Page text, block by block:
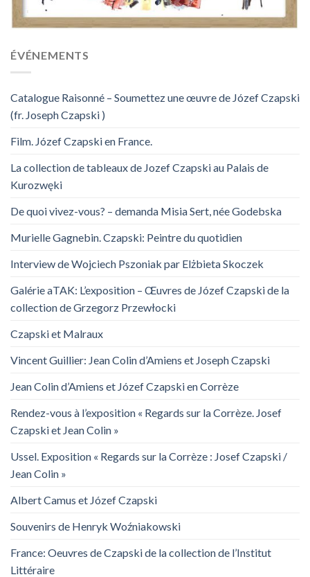
ÉVÉNEMENTS
Catalogue Raisonné – Soumettez une œuvre de Józef Czapski
(fr. Joseph Czapski )
Film. Józef Czapski en France.
La collection de tableaux de Jozef Czapski au Palais de
Kurozwęki
De quoi vivez-vous? – demanda Misia Sert, née Godebska
Murielle Gagnebin. Czapski: Peintre du quotidien
Interview de Wojciech Pszoniak par Elżbieta Skoczek
Galérie aTAK: L’exposition – Œuvres de Józef Czapski de la
collection de Grzegorz Przewłocki
Czapski et Malraux
Vincent Guillier: Jean Colin d’Amiens et Joseph Czapski
Jean Colin d’Amiens et Józef Czapski en Corrèze
Rendez-vous à l’exposition « Regards sur la Corrèze. Josef
Czapski et Jean Colin »
Ussel. Exposition « Regards sur la Corrèze : Josef Czapski /
Jean Colin »
Albert Camus et Józef Czapski
Souvenirs de Henryk Woźniakowski
France: Oeuvres de Czapski de la collection de l’Institut
Littéraire